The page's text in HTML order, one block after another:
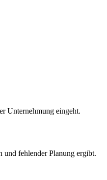
Unternehmung eingeht.
und fehlender Planung ergibt.